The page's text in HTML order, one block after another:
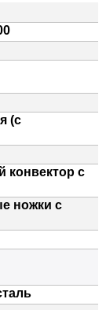
(с
конвектор с
ножки с